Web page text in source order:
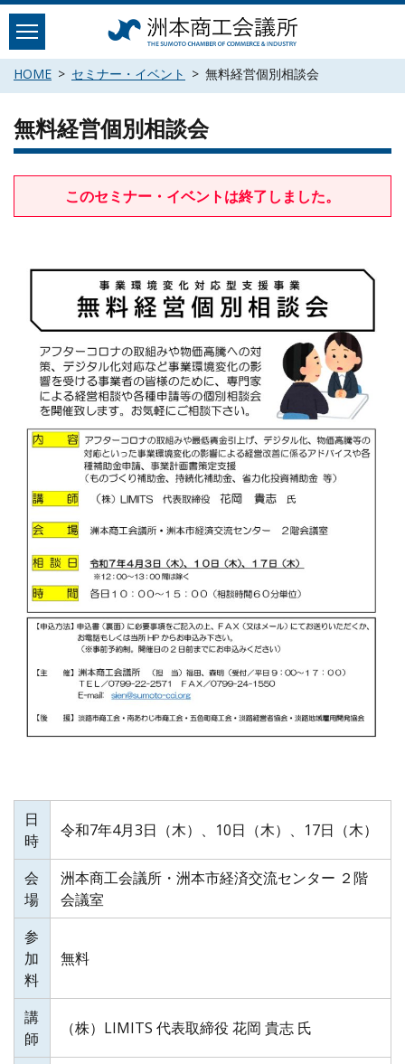
Skip
content
HOME セミナー・イベント 無料経営個別相談会
無料経営個別相談会
このセミナー・イベントは終了しました。
日
時
令和7年4月3日（木）、10日（木）、17日（木）
会
場
洲本商工会議所・洲本市経済交流センター ２階
会議室
参
加
料
無料
講
師
（株）LIMITS 代表取締役 花岡 貴志 氏